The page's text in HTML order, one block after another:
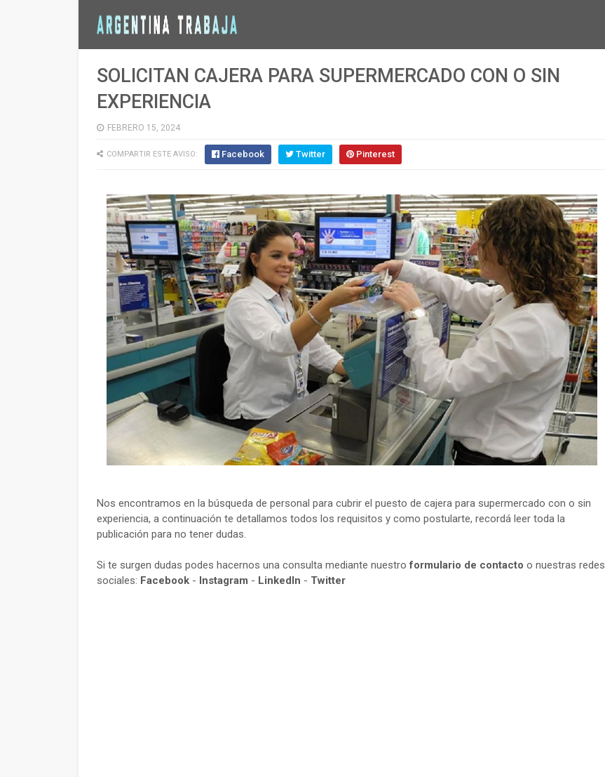
SOLICITAN CAJERA PARA SUPERMERCADO CON O SIN
EXPERIENCIA
FEBRERO 15, 2024
COMPARTIR ESTE AVISO: Facebook Twitter Pinterest
Nos encontramos en la búsqueda de personal para cubrir el puesto de cajera para supermercado con o sin
experiencia, a continuación te detallamos todos los requisitos y como postularte, recordá leer toda la
publicación para no tener dudas.
Si te surgen dudas podes hacernos una consulta mediante nuestroformulario de contacto o nuestras redes
sociales: Facebook - Instagram - LinkedIn - Twitter